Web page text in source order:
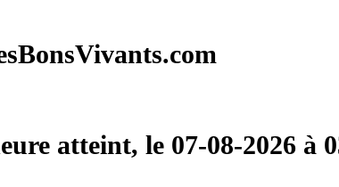
atteint, le 07-08-2026 à